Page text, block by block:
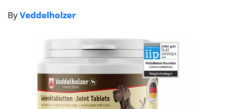
ByVeddelholzer